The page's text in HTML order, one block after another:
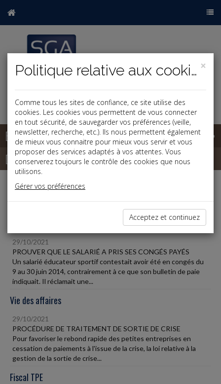
Base documentaire
Dépêches
Liste des dernières dépêches
29/10/2021
PROUVER QUE LE SALARIÉ A PRIS SES CONGÉS PAYÉS
Un salarié éducateur sportif contestait avoir été en congés du
9 au 30 juin 2014, contrairement à ce que son bulletin de paie
indiquait. Il réclamait une...
Vie des affaires
29/10/2021
PROCÉDURE DE TRAITEMENT DE SORTIE DE CRISE
Pour favoriser le rebond rapide des petites entreprises en
cessation de paiements à l'issue de la crise, la loi relative à la
gestion de la sortie de crise...
Fiscal TPE
×
Politique relative aux cookies
Comme tous les sites de confiance, ce site utilise des
cookies. Les cookies vous permettent de vous connecter
en tout sécurité, de sauvegarder vos préférences (veille,
newsletter, recherche, etc.). Ils nous permettent également
de mieux vous connaitre pour mieux vous servir et vous
proposer des services adaptés à vos attentes. Vous
conserverez toujours le contrôle des cookies que nous
utilisons.
Gérer vos préférences
Acceptez et continuez